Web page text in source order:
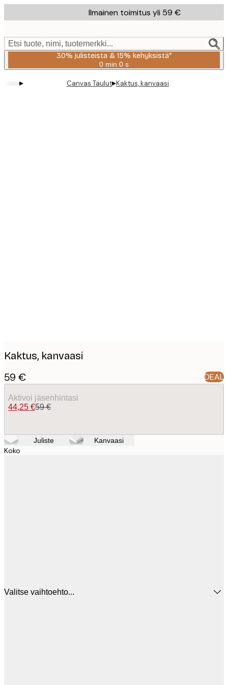
to
content.
Ilmainen toimitus yli 59 €
Etsi tuote, nimi, tuotemerkki...
30% julisteista & 15% kehyksistä*
0 min 0 s
Voimassa
2026-
▸ Canvas Taulut▸Kaktus, kanvaasi
Kaktus, kanvaasi
59 € DEAL
Aktivoi jäsenhintasi
44,25 €59 €
Juliste Kanvaasi
Koko
Valitse vaihtoehto...